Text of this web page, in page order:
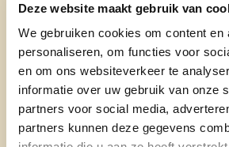
Deze website maakt gebruik van
We gebruiken cookies om content en
personaliseren, om functies voor
en om ons websiteverkeer te
informatie over uw gebruik van onze
partners voor social media,
partners kunnen deze gegevens
Sint-Andriesziekenhuis in Tielt.
Waarom ben je kandidaat op
Impact vergroten op
zoals jeugd.
zorgmedewerker en jeugdige